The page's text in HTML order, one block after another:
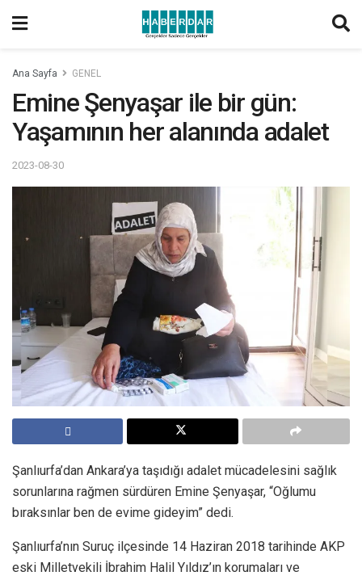
Ana Sayfa GENEL
Emine Şenyaşar ile bir gün:
Yaşamının her alanında adalet
2023-08-30
Şanlıurfa’dan Ankara’ya taşıdığı adalet mücadelesini sağlık
sorunlarına rağmen sürdüren Emine Şenyaşar, “Oğlumu
bıraksınlar ben de evime gideyim” dedi.
Şanlıurfa’nın Suruç ilçesinde 14 Haziran 2018 tarihinde AKP
eski Milletvekili İbrahim Halil Yıldız’ın korumaları ve